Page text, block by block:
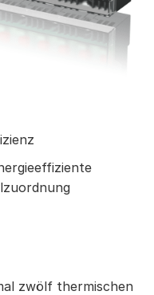
zwölf thermischen